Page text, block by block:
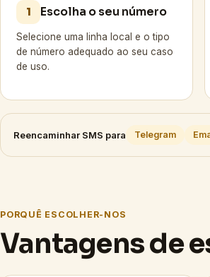
1 Escolha o seu número
Selecione uma linha local e o tipo
de número adequado ao seu caso
de uso.
Reencaminhar SMS para Telegram
PORQUÊ ESCOLHER-NOS
Vantagens de